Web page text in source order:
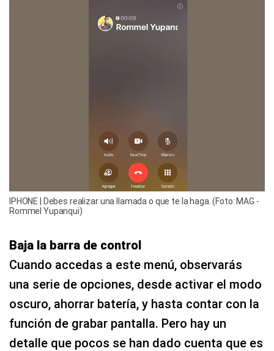
IPHONE | Debes realizar una llamada o que te la haga. (Foto: MAG -
Rommel Yupanqui)
Baja la barra de control
Cuando accedas a este menú, observarás
una serie de opciones, desde activar el modo
oscuro, ahorrar batería, y hasta contar con la
función de grabar pantalla. Pero hay un
detalle que pocos se han dado cuenta que es